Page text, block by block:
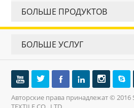
БОЛЬШЕ ПРОДУКТОВ
БОЛЬШЕ УСЛУГ
     
Авторские права принадлежат © 2016